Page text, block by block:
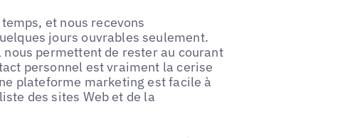
et nous recevons
jours ouvrables seulement.
permettent de rester au courant
personnel est vraiment la cerise
plateforme marketing est facile à
des sites Web et de la